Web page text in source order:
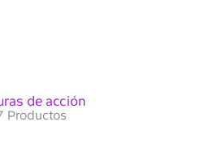
de acción
Productos